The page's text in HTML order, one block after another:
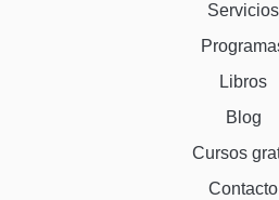
Servicios
Libros
Blog
Cursos
Contacto